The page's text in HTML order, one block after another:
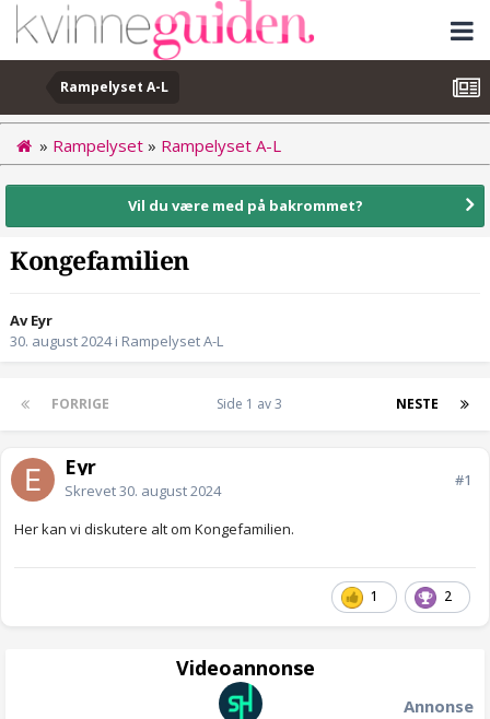
Rampelyset A-L
» Rampelyset » Rampelyset A-L
Vil du være med på bakrommet?
Kongefamilien
Av Eyr
30. august 2024i Rampelyset A-L
FORRIGE NESTE
Side 1 av 3
Eyr
Skrevet30. august 2024
#1
Her kan vi diskutere alt om Kongefamilien.
1 2
Videoannonse
Annonse